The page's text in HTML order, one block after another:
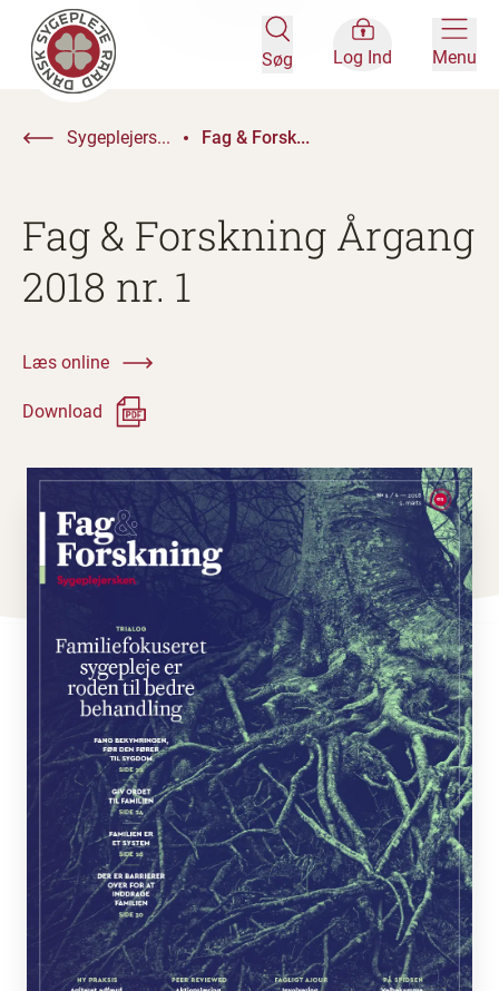
Søg Log Ind Menu
Sygeplejers... Fag & Forsk...
Fag & Forskning Årgang
2018 nr. 1
Læs online
Download